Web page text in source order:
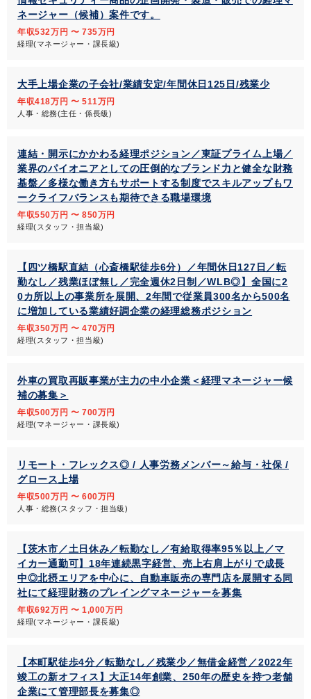
ネージャー（候補）案件です。
年収532万円 〜 735万円
経理(マネージャー・課長級)
大手上場企業の子会社/業績安定/年間休日125日/残業少
年収418万円 〜 511万円
人事・総務(主任・係長級)
連結・開示にかかわる経理ポジション／東証プライム上場／
業界のパイオニアとしての圧倒的なブランド力と健全な財務
基盤／多様な働き方もサポートする制度でスキルアップもワ
ークライフバランスも期待できる職場環境
年収550万円 〜 850万円
経理(スタッフ・担当級)
【四ツ橋駅直結（心斎橋駅徒歩6分）／年間休日127日／転
勤なし／残業ほぼ無し／完全週休2日制／WLB◎】全国に2
0カ所以上の事業所を展開、2年間で従業員300名から500名
に増加している業績好調企業の経理総務ポジション
年収350万円 〜 470万円
経理(スタッフ・担当級)
外車の買取再販事業が主力の中小企業＜経理マネージャー候
補の募集＞
年収500万円 〜 700万円
経理(マネージャー・課長級)
リモート・フレックス◎ / 人事労務メンバー～給与・社保 /
グロース上場
年収500万円 〜 600万円
人事・総務(スタッフ・担当級)
【茨木市／土日休み／転勤なし／有給取得率95％以上／マ
イカー通勤可】18年連続黒字経営、売上右肩上がりで成長
中◎北摂エリアを中心に、自動車販売の専門店を展開する同
社にて経理財務のプレイングマネージャーを募集
年収692万円 〜 1,000万円
経理(マネージャー・課長級)
【本町駅徒歩4分／転勤なし／残業少／無借金経営／2022年
竣工の新オフィス】大正14年創業、250年の歴史を持つ老舗
企業にて管理部長を募集◎